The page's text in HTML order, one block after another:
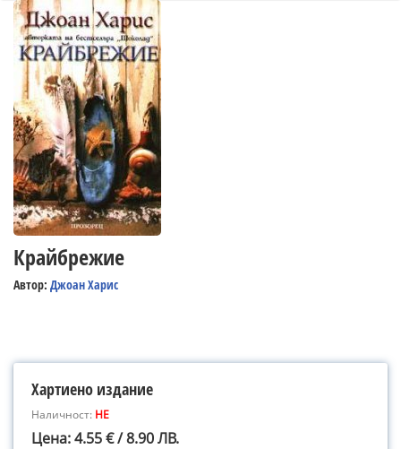
Крайбрежие
Автор: Джоан Харис
Хартиено издание
Наличност: НЕ
Цена: 4.55 € / 8.90 ЛВ.